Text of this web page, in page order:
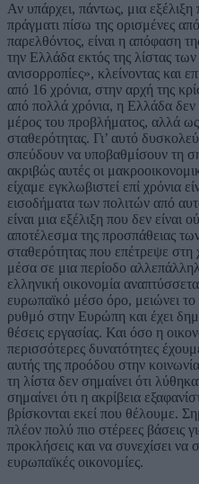
Αν υπάρχει, πάντως, μια εξέλιξη
πράγματι πίσω της ορισμένες
παρελθόντος, είναι η απόφαση
την Ελλάδα εκτός της λίστας
ανισορροπίες», κλείνοντας και
από 16 χρόνια, στην αρχή της
από πολλά χρόνια, η Ελλάδα
μέρος του προβλήματος, αλλά
σταθερότητας. Γι’ αυτό
σπεύδουν να υποβαθμίσουν τη
ακριβώς αυτές οι
είχαμε εγκλωβιστεί επί χρόνια
εισοδήματα των πολιτών από
είναι μια εξέλιξη που δεν είναι
αποτέλεσμα της προσπάθειας
σταθερότητας που επέτρεψε
μέσα σε μια περίοδο
ελληνική οικονομία
ευρωπαϊκό μέσο όρο, μειώνει
ρυθμό στην Ευρώπη και έχει
θέσεις εργασίας. Και όσο η
περισσότερες δυνατότητες
αυτής της προόδου στην
τη λίστα δεν σημαίνει ότι
σημαίνει ότι η ακρίβεια
βρίσκονται εκεί που θέλουμε.
πλέον πολύ πιο στέρεες βάσεις
προκλήσεις και να συνεχίσει να
ευρωπαϊκές οικονομίες.